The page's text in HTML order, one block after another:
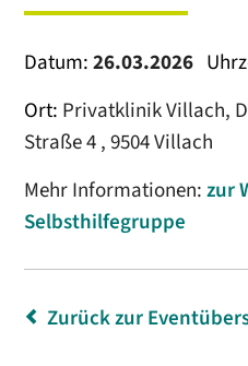
Datum:26.03.2026
Ort: Privatklinik Villach,
Straße 4 , 9504 Villach
Mehr Informationen:zur
Selbsthilfegruppe
Zurück zur